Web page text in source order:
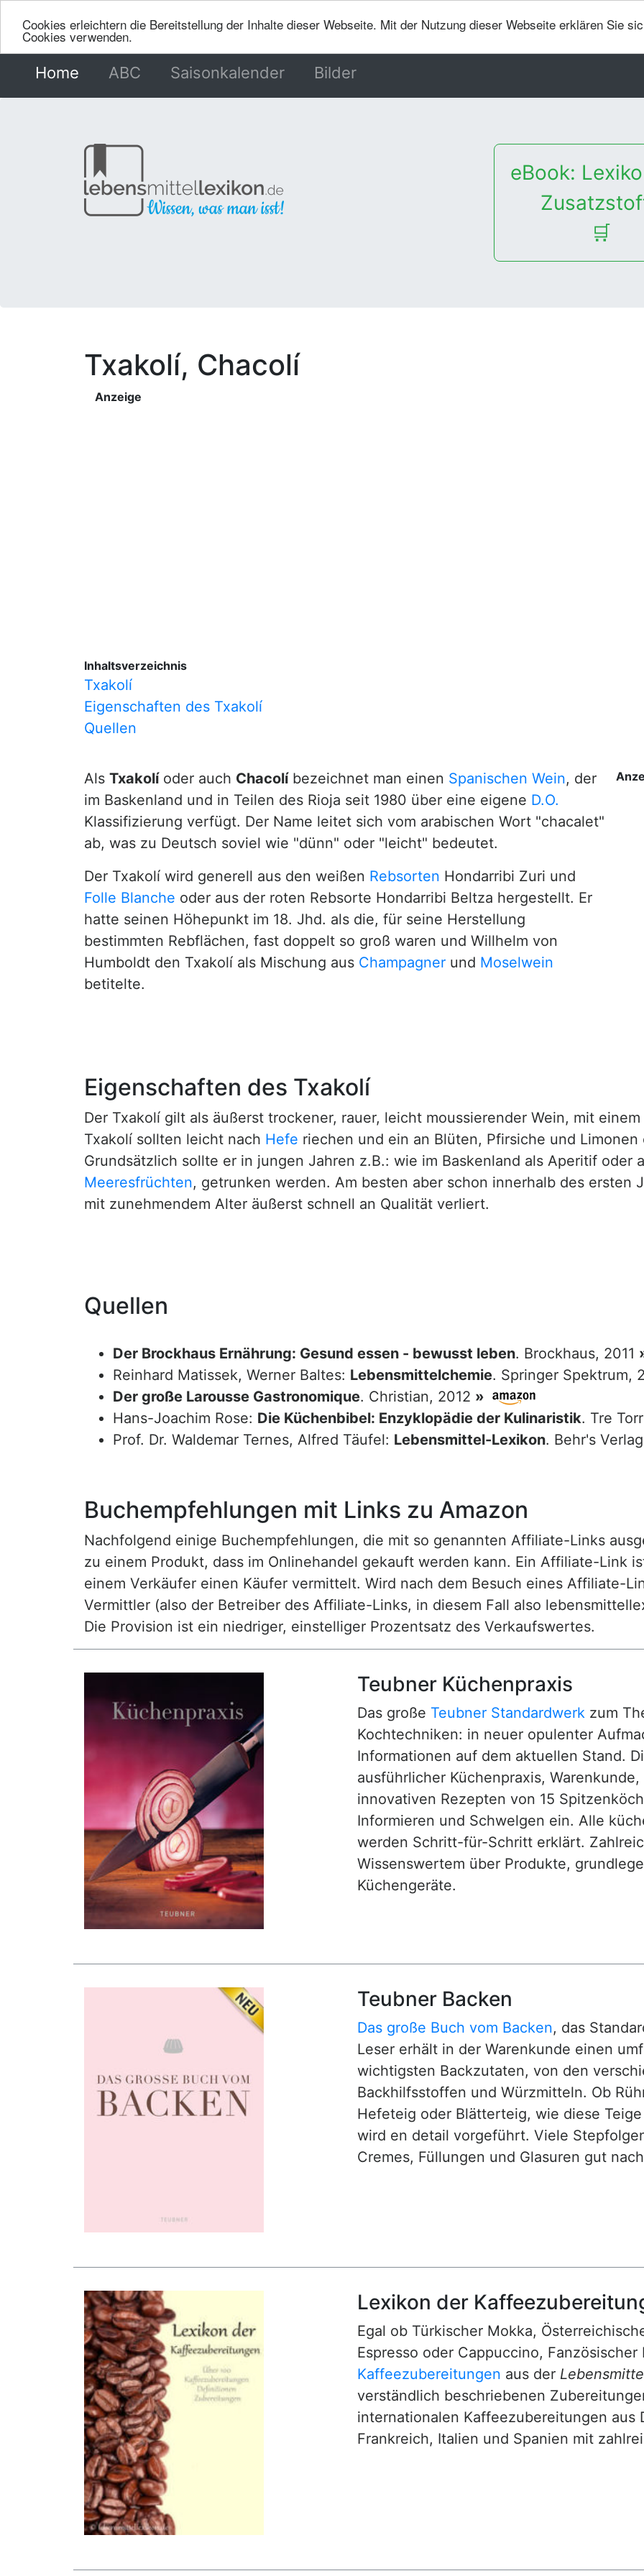
Cookies erleichtern die Bereitstellung der Inhalte dieser Webseite. Mit der Nutzung dieser Webseite erklären Sie
Cookies verwenden.
Home (current)
ABC Saisonkalender Bilder
eBook:
🛒
Txakolí, Chacolí
Anzeige
Inhaltsverzeichnis
Txakolí
Eigenschaften des Txakolí
Quellen
Als Txakolíoder auch Chacolíbezeichnet man einen Spanischen Wein, der
im Baskenland und in Teilen des Rioja seit 1980 über eine eigene D.O.
Klassifizierung verfügt. Der Name leitet sich vom arabischen Wort "chacalet"
ab, was zu Deutsch soviel wie "dünn" oder "leicht" bedeutet.
Der Txakolí wird generell aus den weißen Rebsorten Hondarribi Zuri und
Folle Blanche oder aus der roten Rebsorte Hondarribi Beltza hergestellt. Er
hatte seinen Höhepunkt im 18. Jhd. als die, für seine Herstellung
bestimmten Rebflächen, fast doppelt so groß waren und Willhelm von
Humboldt den Txakolí als Mischung aus Champagner und Moselwein
betitelte.
Eigenschaften des Txakolí
Der Txakolí gilt als äußerst trockener, rauer, leicht moussierender Wein, mit
Txakolí sollten leicht nach Hefe riechen und ein an Blüten, Pfirsiche und
Grundsätzlich sollte er in jungen Jahren z.B.: wie im Baskenland als Aperitif oder
Meeresfrüchten, getrunken werden. Am besten aber schon innerhalb des ersten
mit zunehmendem Alter äußerst schnell an Qualität verliert.
Quellen
Der Brockhaus Ernährung: Gesund essen - bewusst leben. Brockhaus, 2011
Reinhard Matissek, Werner Baltes: Lebensmittelchemie. Springer Spektrum,
Der große Larousse Gastronomique. Christian, 2012 »
Hans-Joachim Rose: Die Küchenbibel: Enzyklopädie der Kulinaristik. Tre
Prof. Dr. Waldemar Ternes, Alfred Täufel: Lebensmittel-Lexikon. Behr's
Buchempfehlungen mit Links zu Amazon
Nachfolgend einige Buchempfehlungen, die mit so genannten Affiliate-Links
zu einem Produkt, dass im Onlinehandel gekauft werden kann. Ein Affiliate-Link
einem Verkäufer einen Käufer vermittelt. Wird nach dem Besuch eines Affiliate-
Vermittler (also der Betreiber des Affiliate-Links, in diesem Fall also
Die Provision ist ein niedriger, einstelliger Prozentsatz des Verkaufswertes.
Teubner Küchenpraxis
Das große Teubner Standardwerk zum
Kochtechniken: in neuer opulenter
Informationen auf dem aktuellen Stand.
ausführlicher Küchenpraxis,
innovativen Rezepten von 15
Informieren und Schwelgen ein. Alle
werden Schritt-für-Schritt erklärt.
Wissenswertem über Produkte,
Küchengeräte.
Teubner Backen
Das große Buch vom Backen, das
Leser erhält in der Warenkunde einen
wichtigsten Backzutaten, von den
Backhilfsstoffen und Würzmitteln. Ob
Hefeteig oder Blätterteig, wie diese
wird en detail vorgeführt. Viele
Cremes, Füllungen und Glasuren gut
Lexikon der
Egal ob Türkischer Mokka,
Espresso oder Cappuccino,
Kaffeezubereitungen aus der
verständlich beschriebenen
internationalen Kaffeezubereitungen aus
Frankreich, Italien und Spanien mit